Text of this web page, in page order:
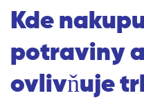
Kde
potraviny
ovlivňuje